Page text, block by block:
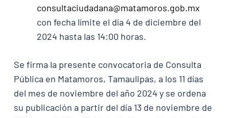
consultaciudadana@matamoros.gob.mx
con fecha límite el día 4 de diciembre del
2024 hasta las 14:00 horas.
Se firma la presente convocatoria de Consulta
Pública en Matamoros, Tamaulipas, a los 11 días
del mes de noviembre del año 2024 y se ordena
su publicación a partir del día 13 de noviembre de